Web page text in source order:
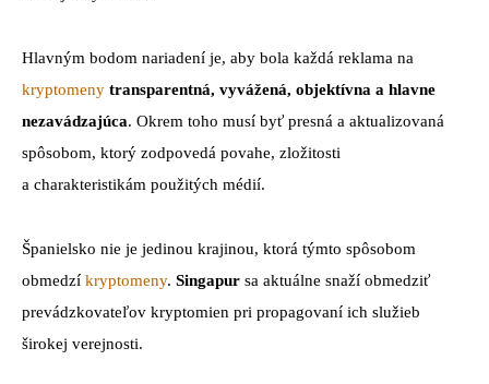
Hlavným bodom nariadení je, aby bola každá reklama na
kryptomeny transparentná, vyvážená, objektívna a hlavne
nezavádzajúca. Okrem toho musí byť presná a aktualizovaná
spôsobom, ktorý zodpovedá povahe, zložitosti
a charakteristikám použitých médií.
Španielsko nie je jedinou krajinou, ktorá týmto spôsobom
obmedzí kryptomeny. Singapur sa aktuálne snaží obmedziť
prevádzkovateľov kryptomien pri propagovaní ich služieb
širokej verejnosti.